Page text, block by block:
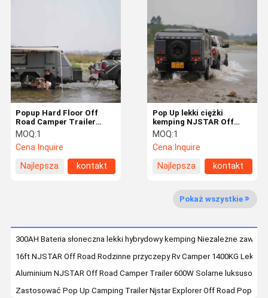
Wycieczka
Po Fabryce
Kontrola
Jakości
Skontaktuj
Się Z Nami
Poprosić O
Wycenę
Wyposażenie
Pop Up lekki ciężki
kemping NJSTAR Off
Grid Travel Trailer Solar
MOQ:1
Cena: Inquire
Najlepsza
kontakt
Popup Hard Floor Off
Road Camper Trailer
NJSTAR EXPLORER
Camper z twardą podłogą
MOQ:1
Cena: Inquire
Najlepsza
kontakt
Pokaż wszystkie
300AH Bateria słoneczna lekki hybrydowy kemping Niezależne
16ft NJSTAR Off Road Rodzinne przyczepy Rv Camper 1400KG
Aluminium NJSTAR Off Road Camper Trailer 600W Solarne
Zastosować Pop Up Camping Trailer Njstar Explorer Off Road Pop Up